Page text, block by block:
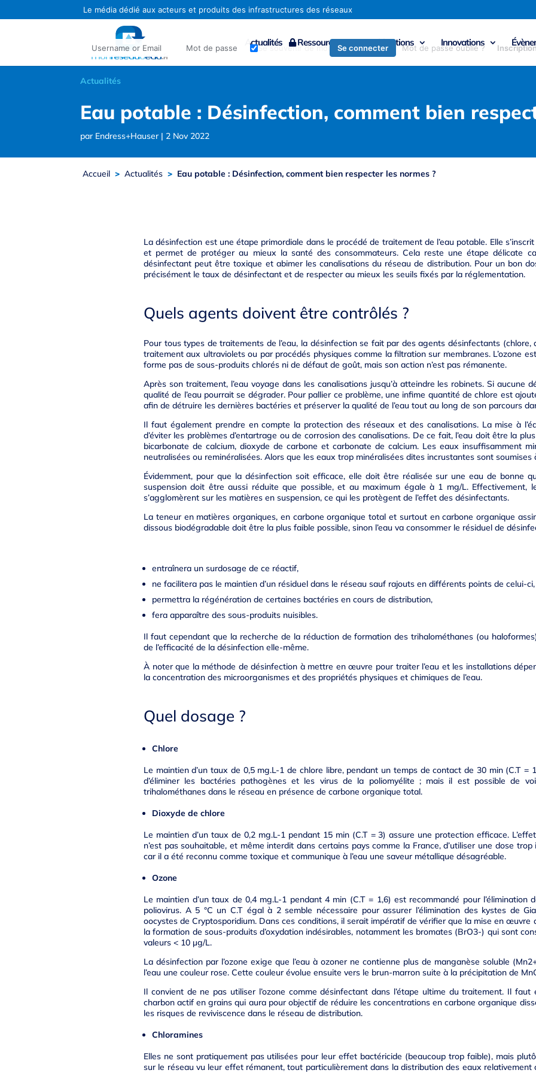
Actualités Ressources Publications Innovations
Actualités
Eau potable : Désinfection, comment bien
par Endress+Hauser| 2 Nov 2022
Accueil > Actualités > Eau potable : Désinfection, comment bien respecter les normes ?
La désinfection est une étape primordiale dans le procédé de traitement de l’eau potable. Elle
et permet de protéger au mieux la santé des consommateurs. Cela reste une étape délicate
désinfectant peut être toxique et abimer les canalisations du réseau de distribution. Pour un bon
précisément le taux de désinfectant et de respecter au mieux les seuils fixés par la réglementation.
Quels agents doivent être contrôlés ?
Pour tous types de traitements de l’eau, la désinfection se fait par des agents désinfectants (chlore,
traitement aux ultraviolets ou par procédés physiques comme la filtration sur membranes. L’ozone
forme pas de sous-produits chlorés ni de défaut de goût, mais son action n’est pas rémanente.
Après son traitement, l’eau voyage dans les canalisations jusqu’à atteindre les robinets. Si aucune
qualité de l’eau pourrait se dégrader. Pour pallier ce problème, une infime quantité de chlore est
afin de détruire les dernières bactéries et préserver la qualité de l’eau tout au long de son parcours
Il faut également prendre en compte la protection des réseaux et des canalisations. La mise à
d’éviter les problèmes d’entartrage ou de corrosion des canalisations. De ce fait, l’eau doit être la
bicarbonate de calcium, dioxyde de carbone et carbonate de calcium. Les eaux insuffisamment
neutralisées ou reminéralisées. Alors que les eaux trop minéralisées dites incrustantes sont soumises
Évidemment, pour que la désinfection soit efficace, elle doit être réalisée sur une eau de bonne
suspension doit être aussi réduite que possible, et au maximum égale à 1 mg/L. Effectivement,
s’agglomèrent sur les matières en suspension, ce qui les protègent de l’effet des désinfectants.
La teneur en matières organiques, en carbone organique total et surtout en carbone organique
dissous biodégradable doit être la plus faible possible, sinon l’eau va consommer le résiduel de
entraînera un surdosage de ce réactif,
ne facilitera pas le maintien d’un résiduel dans le réseau sauf rajouts en différents points de celui-ci,
permettra la régénération de certaines bactéries en cours de distribution,
fera apparaître des sous-produits nuisibles.
Il faut cependant que la recherche de la réduction de formation des trihalométhanes (ou
de l’efficacité de la désinfection elle-même.
À noter que la méthode de désinfection à mettre en œuvre pour traiter l’eau et les installations
la concentration des microorganismes et des propriétés physiques et chimiques de l’eau.
Quel dosage ?
Chlore
Le maintien d’un taux de 0,5 mg.L-1 de chlore libre, pendant un temps de contact de 30 min (C.T =
d’éliminer les bactéries pathogènes et les virus de la poliomyélite ; mais il est possible de
trihalométhanes dans le réseau en présence de carbone organique total.
Dioxyde de chlore
Le maintien d’un taux de 0,2 mg.L-1 pendant 15 min (C.T = 3) assure une protection efficace.
n’est pas souhaitable, et même interdit dans certains pays comme la France, d’utiliser une dose
car il a été reconnu comme toxique et communique à l’eau une saveur métallique désagréable.
Ozone
Le maintien d’un taux de 0,4 mg.L-1 pendant 4 min (C.T = 1,6) est recommandé pour l’élimination
poliovirus. A 5 °C un C.T égal à 2 semble nécessaire pour assurer l’élimination des kystes de
oocystes de Cryptosporidium. Dans ces conditions, il serait impératif de vérifier que la mise en œuvre
la formation de sous-produits d’oxydation indésirables, notamment les bromates (BrO3-) qui sont
valeurs < 10 µg/L.
La désinfection par l’ozone exige que l’eau à ozoner ne contienne plus de manganèse soluble
l’eau une couleur rose. Cette couleur évolue ensuite vers le brun-marron suite à la précipitation de
Il convient de ne pas utiliser l’ozone comme désinfectant dans l’étape ultime du traitement. Il
charbon actif en grains qui aura pour objectif de réduire les concentrations en carbone organique
les risques de reviviscence dans le réseau de distribution.
Chloramines
Elles ne sont pratiquement pas utilisées pour leur effet bactéricide (beaucoup trop faible), mais
sur le réseau vu leur effet rémanent, tout particulièrement dans la distribution des eaux relativement
Identifiant ou adresse e-mail
Mot de passe
Se souvenir de moi Se connecter Mot de passe oublié ?